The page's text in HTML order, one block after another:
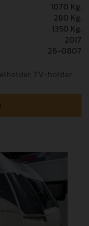
1070 Kg.
280 Kg.
1350 Kg.
2017
26-0807
TV-holder